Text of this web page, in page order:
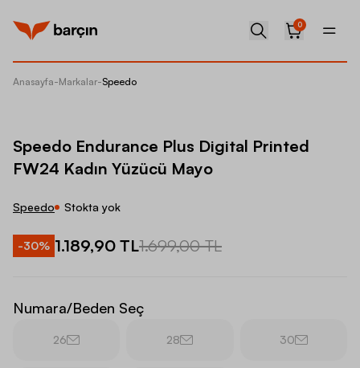
0
Anasayfa-Markalar-Speedo
Speedo Endurance Plus Digital Printed
FW24 Kadın Yüzücü Mayo
Speedo Stokta yok
-30% 1.189,90 TL1.699,00 TL
Numara/Beden Seç
26 28 30